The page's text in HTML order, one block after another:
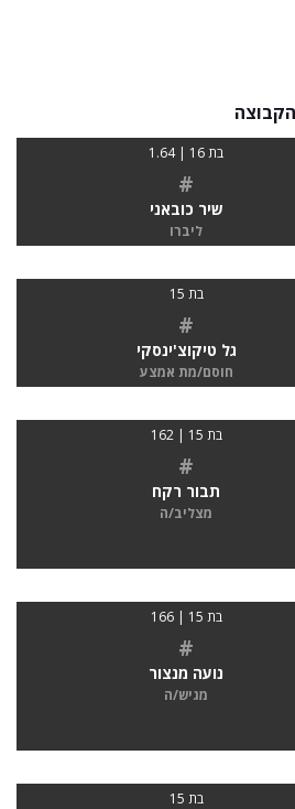
בת 16 | 1.64
#
שיר כובאני
ליברו
בת 15
#
גל טיקוצ'ינסקי
חוסם/מת אמצע
בת 15 | 162
#
תבור רקח
מצליב/ה
בת 15 | 166
#
נועה מנצור
מגיש/ה
בת 15